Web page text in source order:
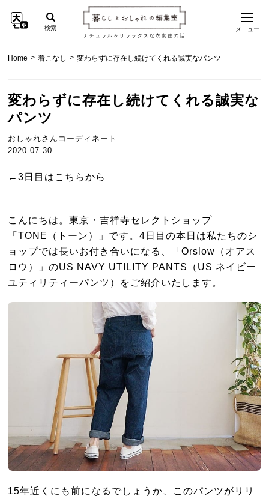
ナチュラル＆リラックスな衣食住の話
検索 メニュー
Home > 着こなし > 変わらずに存在し続けてくれる誠実なパンツ
変わらずに存在し続けてくれる誠実な
パンツ
おしゃれさんコーディネート
2020.07.30
←3日目はこちらから
こんにちは。東京・吉祥寺セレクトショップ
「TONE（トーン）」です。4日目の本日は私たちのシ
ョップでは長いお付き合いになる、「Orslow（オアス
ロウ）」のUS NAVY UTILITY PANTS（US ネイビー
ユティリティーパンツ）をご紹介いたします。
15年近くにも前になるでしょうか、このパンツがリリ